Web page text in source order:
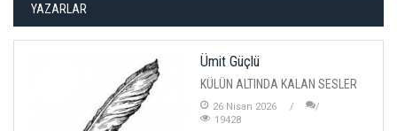
YAZARLAR
Ümit Güçlü
KÜLÜN ALTINDA KALAN SESLER
26 Nisan 2026
19428